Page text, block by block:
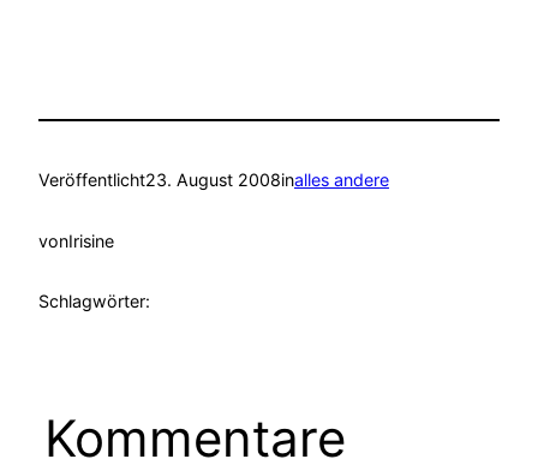
Veröffentlicht23. August 2008inalles andere
vonIrisine
Schlagwörter:
Kommentare